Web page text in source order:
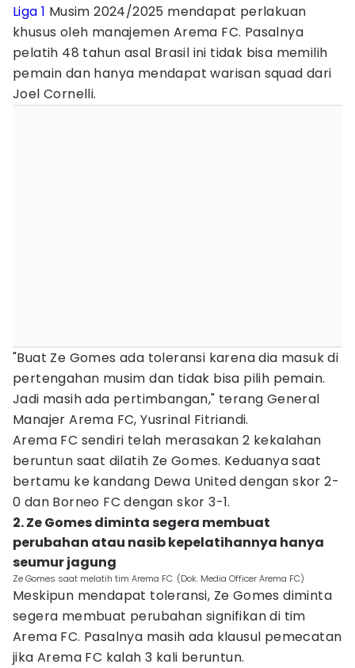
Liga 1 Musim 2024/2025 mendapat perlakuan
khusus oleh manajemen Arema FC. Pasalnya
pelatih 48 tahun asal Brasil ini tidak bisa memilih
pemain dan hanya mendapat warisan squad dari
Joel Cornelli.
"Buat Ze Gomes ada toleransi karena dia masuk di
pertengahan musim dan tidak bisa pilih pemain.
Jadi masih ada pertimbangan," terang General
Manajer Arema FC, Yusrinal Fitriandi.
Arema FC sendiri telah merasakan 2 kekalahan
beruntun saat dilatih Ze Gomes. Keduanya saat
bertamu ke kandang Dewa United dengan skor 2-
0 dan Borneo FC dengan skor 3-1.
2. Ze Gomes diminta segera membuat
perubahan atau nasib kepelatihannya hanya
seumur jagung
Ze Gomes saat melatih tim Arema FC. (Dok. Media Officer Arema FC)
Meskipun mendapat toleransi, Ze Gomes diminta
segera membuat perubahan signifikan di tim
Arema FC. Pasalnya masih ada klausul pemecatan
jika Arema FC kalah 3 kali beruntun.